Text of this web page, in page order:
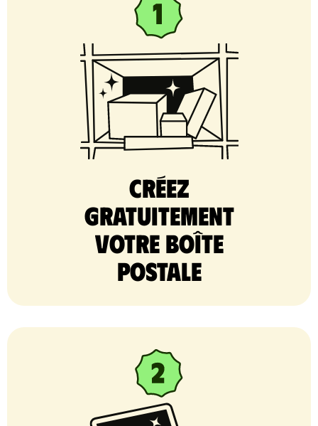
Créez
gratuitement
votre Boîte
postale